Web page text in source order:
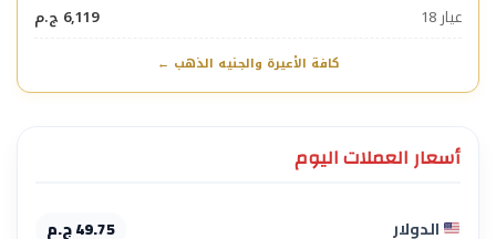
عيار 18
6,119 ج.م
كافة الأعيرة والجنيه الذهب ←
أسعار العملات اليوم
الدولار 49.75 ج.م